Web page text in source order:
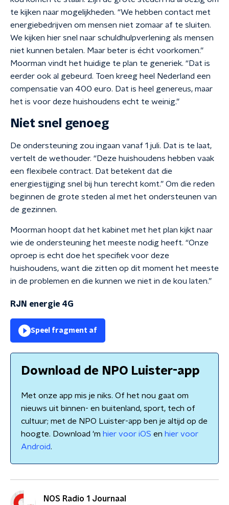
te kijken naar mogelijkheden. “We hebben contact met
energiebedrijven om mensen niet zomaar af te sluiten.
We kijken hier snel naar schuldhulpverlening als mensen
niet kunnen betalen. Maar beter is écht voorkomen.”
Moorman vindt het huidige te plan te generiek. “Dat is
eerder ook al gebeurd. Toen kreeg heel Nederland een
compensatie van 400 euro. Dat is heel genereus, maar
het is voor deze huishoudens echt te weinig.”
Niet snel genoeg
De ondersteuning zou ingaan vanaf 1 juli. Dat is te laat,
vertelt de wethouder. “Deze huishoudens hebben vaak
een flexibele contract. Dat betekent dat die
energiestijging snel bij hun terecht komt.” Om die reden
beginnen de grote steden al met het ondersteunen van
de gezinnen.
Moorman hoopt dat het kabinet met het plan kijkt naar
wie de ondersteuning het meeste nodig heeft. “Onze
oproep is echt doe het specifiek voor deze
huishoudens, want die zitten op dit moment het meeste
in de problemen en die kunnen we niet in de kou laten.”
RJN energie 4G
Speel fragment af
Download de NPO Luister-app
Met onze app mis je niks. Of het nou gaat om
nieuws uit binnen- en buitenland, sport, tech of
cultuur; met de NPO Luister-app ben je altijd op de
hoogte. Download 'm hier voor iOS en hier voor
Android.
NOS Radio 1 Journaal